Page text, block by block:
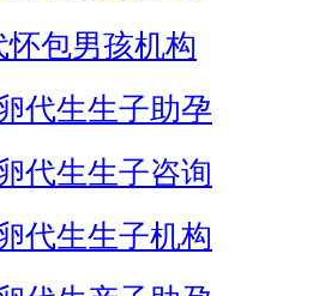
怀包男孩机构
代生生子助孕
代生生子咨询
代生生子机构